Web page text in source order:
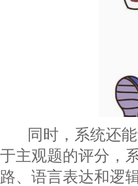
同时，系统还能
于主观题的评分，
路、语言表达和逻